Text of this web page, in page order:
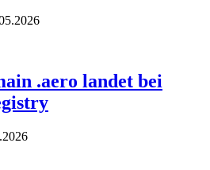
.aero landet bei